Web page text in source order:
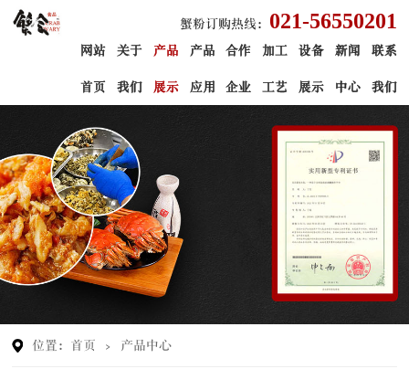
网站
首页
关于
我们
产品
展示
产品
应用
合作
企业
加工
工艺
设备
展示
新闻
中心
联系
我们
蟹粉订购热线： 021-56550201
位置： 首页 > 产品中心